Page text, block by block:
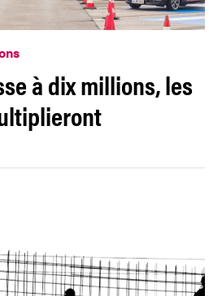
à dix millions, les